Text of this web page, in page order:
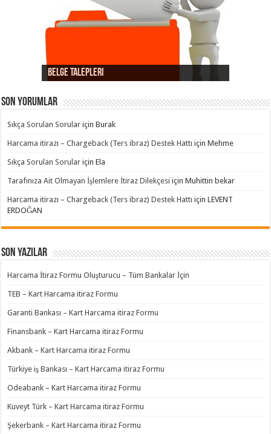
Belge Talepleri
Kart hamilinin işlemi hatırlamaması
Provizyon Hatası itirazları
Dolandırıcılık itirazları
Süreç Hatası itirazları
iptal / iade itirazları
Ürün / Hizmet Temini itirazları
Son yorumlar
Sıkça Sorulan Sorular içinBurak
Harcama itirazı – Chargeback (Ters ibraz) Destek Hattı içinMehme
Sıkça Sorulan Sorular içinEla
Tarafınıza Ait Olmayan İşlemlere İtiraz Dilekçesi içinMuhittin bekar
Harcama itirazı – Chargeback (Ters ibraz) Destek Hattı içinLEVENT
ERDOĞAN
Son Yazılar
Harcama İtiraz Formu Oluşturucu – Tüm Bankalar İçin
TEB – Kart Harcama itiraz Formu
Garanti Bankası – Kart Harcama itiraz Formu
Finansbank – Kart Harcama itiraz Formu
Akbank – Kart Harcama itiraz Formu
Türkiye iş Bankası – Kart Harcama itiraz Formu
Odeabank – Kart Harcama itiraz Formu
Kuveyt Türk – Kart Harcama itiraz Formu
Şekerbank – Kart Harcama itiraz Formu